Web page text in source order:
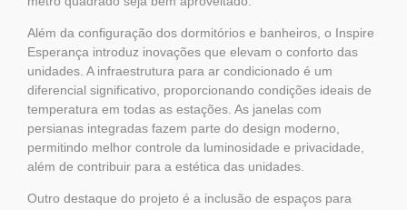
Além da configuração dos dormitórios e banheiros, o Inspire
Esperança introduz inovações que elevam o conforto das
unidades. A infraestrutura para ar condicionado é um
diferencial significativo, proporcionando condições ideais de
temperatura em todas as estações. As janelas com
persianas integradas fazem parte do design moderno,
permitindo melhor controle da luminosidade e privacidade,
além de contribuir para a estética das unidades.
Outro destaque do projeto é a inclusão de espaços para